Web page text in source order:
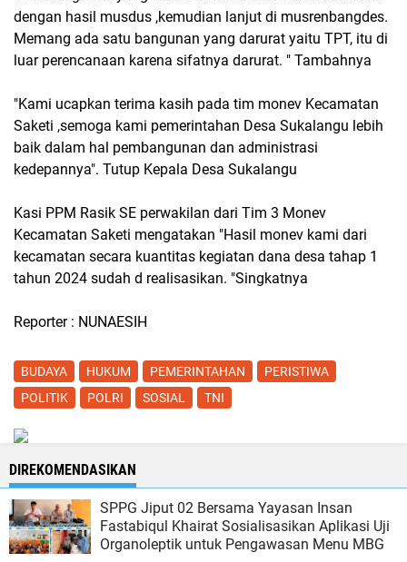
dengan hasil musdus ,kemudian lanjut di musrenbangdes.
Memang ada satu bangunan yang darurat yaitu TPT, itu di
luar perencanaan karena sifatnya darurat. " Tambahnya
"Kami ucapkan terima kasih pada tim monev Kecamatan
Saketi ,semoga kami pemerintahan Desa Sukalangu lebih
baik dalam hal pembangunan dan administrasi
kedepannya". Tutup Kepala Desa Sukalangu
Kasi PPM Rasik SE perwakilan dari Tim 3 Monev
Kecamatan Saketi mengatakan "Hasil monev kami dari
kecamatan secara kuantitas kegiatan dana desa tahap 1
tahun 2024 sudah d realisasikan. "Singkatnya
Reporter : NUNAESIH
BUDAYA HUKUM PEMERINTAHAN
PERISTIWA
POLITIK
POLRI SOSIAL TNI
DIREKOMENDASIKAN
SPPG Jiput 02 Bersama Yayasan Insan
Fastabiqul Khairat Sosialisasikan Aplikasi Uji
Organoleptik untuk Pengawasan Menu MBG